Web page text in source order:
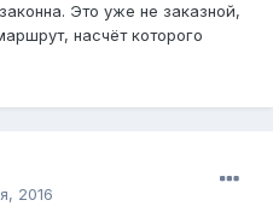
Это уже не заказной,
насчёт которого
2016